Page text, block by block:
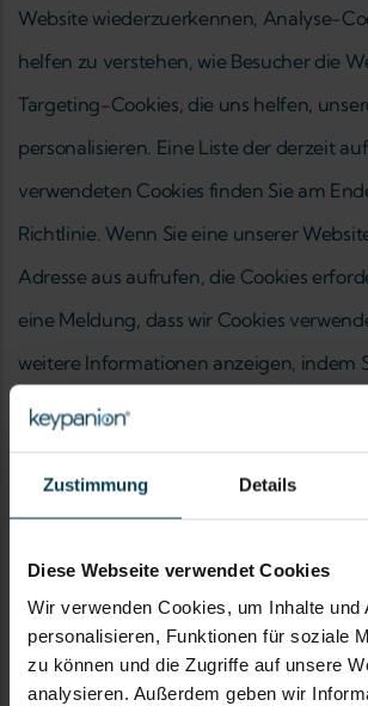
Zustimmung Details
Diese Webseite verwendet Cookies
Wir verwenden Cookies, um Inhalte und
personalisieren, Funktionen für soziale
zu können und die Zugriffe auf unsere
analysieren. Außerdem geben wir
Website wiederzuerkennen, Analyse-
helfen zu verstehen, wie Besucher die
Targeting-Cookies, die uns helfen,
personalisieren. Eine Liste der derzeit
verwendeten Cookies finden Sie am
Richtlinie. Wenn Sie eine unserer
Adresse aus aufrufen, die Cookies
eine Meldung, dass wir Cookies
weitere Informationen anzeigen, indem
anzeigen“ klicken.
Webanalysedienst der Google Inc.
verwendet Cookies, um Ihre Nutzung
analysieren. Die Informationen, die das